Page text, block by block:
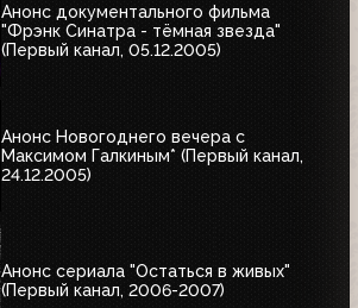
Анонс документального фильма
"Фрэнк Синатра - тёмная звезда"
(Первый канал, 05.12.2005)
Анонс Новогоднего вечера с
Максимом Галкиным* (Первый канал,
24.12.2005)
Анонс сериала "Остаться в живых"
(Первый канал, 2006-2007)